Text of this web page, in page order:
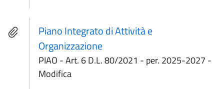
Piano Integrato di Attività e
Organizzazione
PIAO - Art. 6 D.L. 80/2021 - per. 2025-2027 -
Modifica